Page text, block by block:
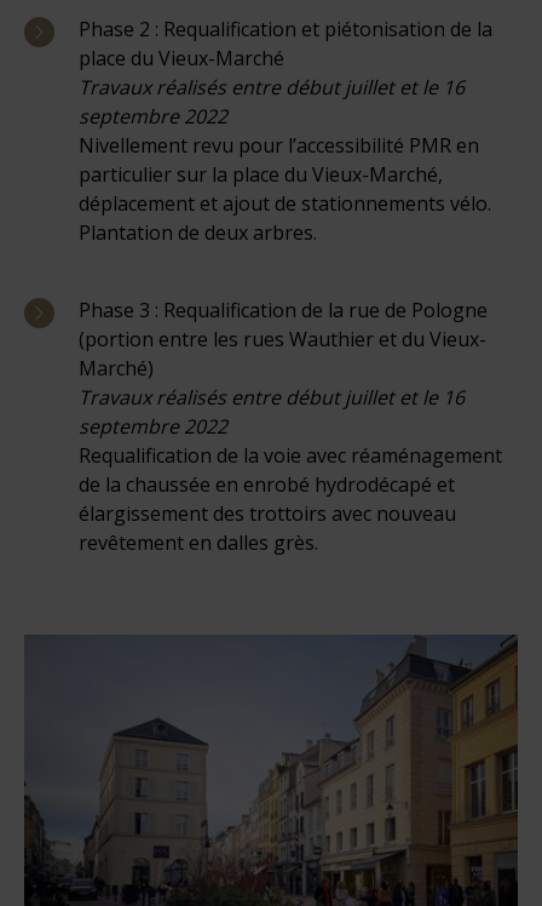
Phase 2 : Requalification et piétonisation de la
place du Vieux-Marché
Travaux réalisés entre début juillet et le 16
septembre 2022
Nivellement revu pour l’accessibilité PMR en
particulier sur la place du Vieux-Marché,
déplacement et ajout de stationnements vélo.
Plantation de deux arbres.
Phase 3 : Requalification de la rue de Pologne
(portion entre les rues Wauthier et du Vieux-
Marché)
Travaux réalisés entre début juillet et le 16
septembre 2022
Requalification de la voie avec réaménagement
de la chaussée en enrobé hydrodécapé et
élargissement des trottoirs avec nouveau
revêtement en dalles grès.